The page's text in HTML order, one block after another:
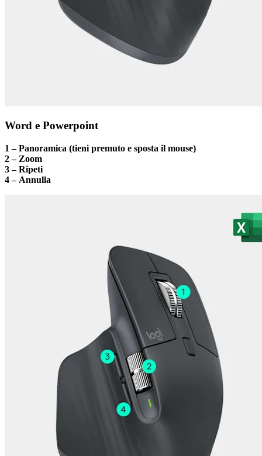
Word e Powerpoint
1 – Panoramica (tieni premuto e sposta il mouse)
2 – Zoom
3 – Ripeti
4 – Annulla